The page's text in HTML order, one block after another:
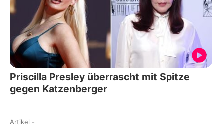
Priscilla Presley überrascht mit Spitze
gegen Katzenberger
Artikel -